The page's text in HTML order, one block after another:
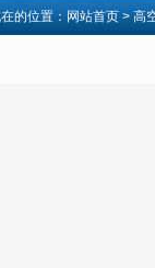
的位置： 网站首页 > 高